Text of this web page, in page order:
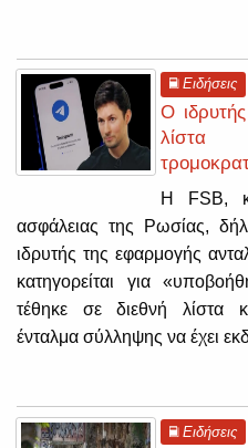
Ειδήσεις
Ο
λίστα
Η FSB,
ασφάλειας της Ρωσίας,
ιδρυτής της εφαρμογής
κατηγορείται για
τέθηκε σε διεθνή λίστα
ένταλμα σύλληψης να έχει
Ειδήσεις